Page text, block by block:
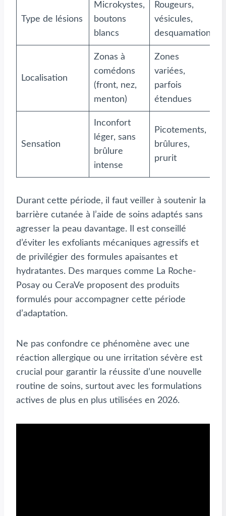
Type de lésions
Microkystes,
boutons
blancs
Rougeurs,
vésicules,
desquamation
Localisation
Zonas à
comédons
(front, nez,
menton)
Zones
variées,
parfois
étendues
Sensation
Inconfort
léger, sans
brûlure
intense
Picotements,
brûlures,
prurit
Durant cette période, il faut veiller à soutenir la
barrière cutanée à l’aide de soins adaptés sans
agresser la peau davantage. Il est conseillé
d’éviter les exfoliants mécaniques agressifs et
de privilégier des formules apaisantes et
hydratantes. Des marques comme La Roche-
Posay ou CeraVe proposent des produits
formulés pour accompagner cette période
d’adaptation.
Ne pas confondre ce phénomène avec une
réaction allergique ou une irritation sévère est
crucial pour garantir la réussite d’une nouvelle
routine de soins, surtout avec les formulations
actives de plus en plus utilisées en 2026.